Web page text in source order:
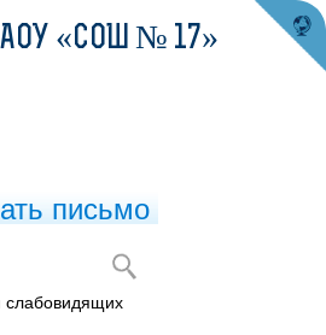
«СОШ № 17»
письмо
слабовидящих